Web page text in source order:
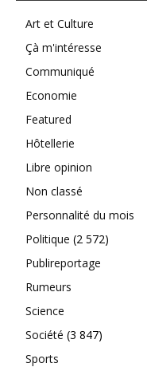
Art et Culture
Çà m'intéresse
Communiqué
Economie
Featured
Hôtellerie
Libre opinion
Non classé
Personnalité du mois
Politique (2 572)
Publireportage
Rumeurs
Science
Société (3 847)
Sports